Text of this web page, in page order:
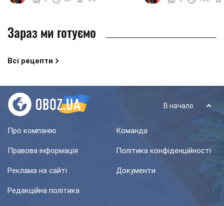
Зараз ми готуємо
Всі рецепти
В начало
Про компанію Команда
Правова інформація Політика конфіденційності
Реклама на сайті Документи
Редакційна політика